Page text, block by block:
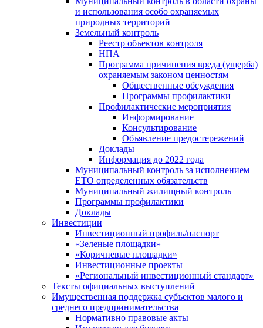
и использования особо охраняемых
природных территорий
Земельный контроль
Реестр объектов контроля
НПА
Программа причинения вреда (ущерба)
охраняемым законом ценностям
Общественные обсуждения
Программы профилактики
Профилактические мероприятия
Информирование
Консультирование
Объявление предостережений
Доклады
Информация до 2022 года
Муниципальный контроль за исполнением
ЕТО определенных обязательств
Муниципальный жилищный контроль
Программы профилактики
Доклады
Инвестиции
Инвестиционный профиль/паспорт
«Зеленые площадки»
«Коричневые площадки»
Инвестиционные проекты
«Региональный инвестиционный стандарт»
Тексты официальных выступлений
Имущественная поддержка субъектов малого и
среднего предпринимательства
Нормативно правовые акты